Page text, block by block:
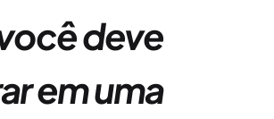
deve
em uma